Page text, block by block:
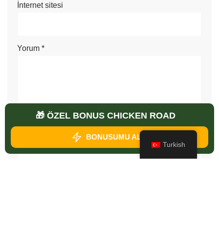
İnternet sitesi
Yorum *
Turkish
🎁 ÖZEL BONUS CHICKEN ROAD
BONUSUMU ALIN